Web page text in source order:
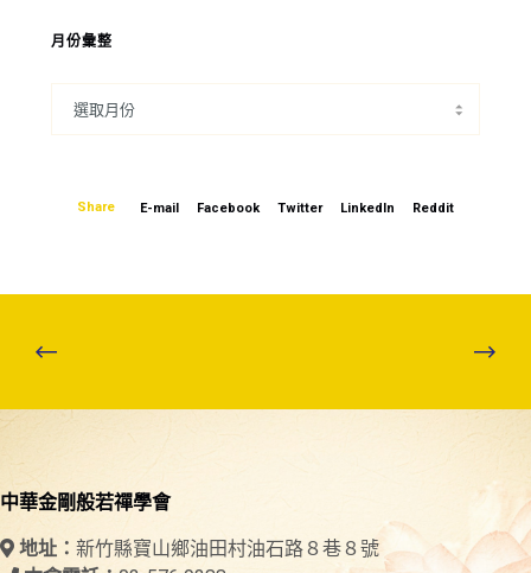
月份彙整
Share E-mail Facebook Twitter LinkedIn Reddit
中華金剛般若禪學會
地址： 新竹縣寶山鄉油田村油石路８巷８號